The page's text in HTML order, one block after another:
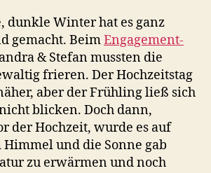
dunkle Winter hat es ganz
gemacht. BeimEngagement-
& Stefan mussten die
frieren. Der Hochzeitstag
aber der Frühling ließ sich
blicken. Doch dann,
der Hochzeit, wurde es auf
und die Sonne gab
zu erwärmen und noch